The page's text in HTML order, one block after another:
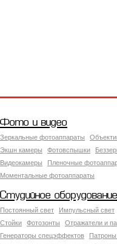
Фото и видео
Зеркальные фотоаппараты
Экшн камеры
Фотовспышки
Видеокамеры
Пленочные
Моментальные фотоаппараты
Студийное оборудование
Постоянный свет Импульсный свет
Стойки
Фотозонты Отражатели и
Генераторы спецэффектов